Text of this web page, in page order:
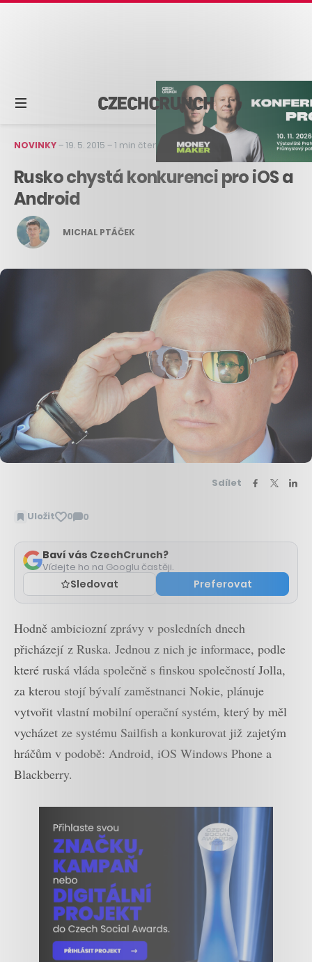
NOVINKY–19. 5. 2015 –1 min čtení
Rusko chystá konkurenci pro iOS a
Android
MICHAL PTÁČEK
Sdílet
Uložit 0 0
Zobrazit
Baví vás CzechCrunch?
Vídejte ho na Googlu častěji.
Sledovat Preferovat
Hodně ambiciozní zprávy v posledních dnech
přicházejí z Ruska. Jednou z nich je informace, podle
které ruská vláda společně s finskou společností Jolla,
za kterou stojí bývalí zaměstnanci Nokie, plánuje
vytvořit vlastní mobilní operační systém, který by měl
vycházet ze systému Sailfish a konkurovat již zajetým
hráčům v podobě: Android, iOS Windows Phone a
Blackberry.